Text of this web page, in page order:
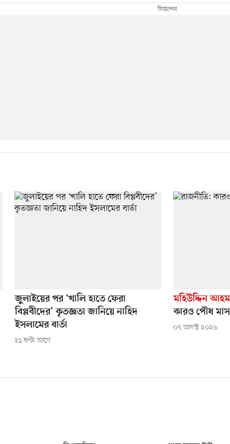
জুলাইয়ের পর ‘খালি হাতে ফেরা
বিপ্লবীদের’ কৃতজ্ঞতা জানিয়ে নাহিদ
ইসলামের বার্তা
২১ ঘণ্টা আগে
মহিউদ্দিন
কারও পৌষ
০৭ আগস্ট ২০২৬